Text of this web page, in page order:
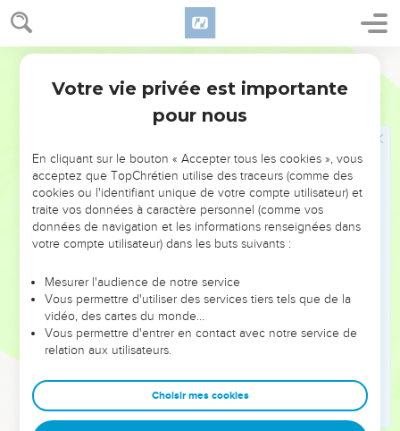
Esaïe 20
« Tu vas dénouer l’étoffe de deuil que tu portes autour des
reins et ôter les sandales que tu as aux pieds. » C’est ce
qu’avait fait Ésaïe ; il se promenait donc sans vêtements ni
bouche d’Ésaïe : « Voilà trois ans, dit-il, que mon serviteur
signe, un présage, qui concerne l’Égypte et l’Éthiopie.
Le roi d’Assyrie emmènera les Égyptiens prisonniers, il
déportera les Éthiopiens, jeunes et vieux. Ils partiront alors
sans vêtements ni chaussures, eux aussi. Le derrière nu,
Quel découragement, quelle déception pour ceux qui
espéraient quelque chose de l’Éthiopie, ou qui se vantaient
de l’aide égyptienne ! »
6
Ce jour-là, les populations de la côte où nous vivons
s’exclameront : « Voilà ce qui advient de nos espérances !
Nous comptions nous réfugier là-bas pour chercher secours
et délivrance face au roi d’Assyrie... Où allons-nous
Votre vie privée est importante
pour nous
En cliquant sur le bouton « Accepter tous les cookies », vous
acceptez que TopChrétien utilise des traceurs (comme des
cookies ou l'identifiant unique de votre compte utilisateur) et
traite vos données à caractère personnel (comme vos
données de navigation et les informations renseignées dans
votre compte utilisateur) dans les buts suivants :
Mesurer l'audience de notre service
Vous permettre d'utiliser des services tiers tels que de la
vidéo, des cartes du monde…
Vous permettre d'entrer en contact avec notre service de
relation aux utilisateurs.
Choisir mes cookies